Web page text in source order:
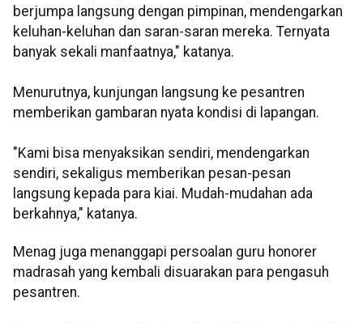
berjumpa langsung dengan pimpinan, mendengarkan
keluhan-keluhan dan saran-saran mereka. Ternyata
banyak sekali manfaatnya," katanya.
Menurutnya, kunjungan langsung ke pesantren
memberikan gambaran nyata kondisi di lapangan.
"Kami bisa menyaksikan sendiri, mendengarkan
sendiri, sekaligus memberikan pesan-pesan
langsung kepada para kiai. Mudah-mudahan ada
berkahnya," katanya.
Menag juga menanggapi persoalan guru honorer
madrasah yang kembali disuarakan para pengasuh
pesantren.